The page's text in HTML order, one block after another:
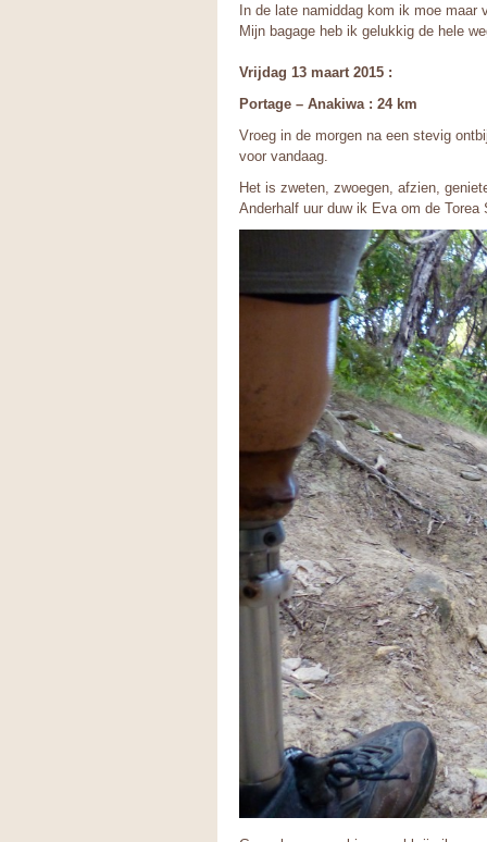
In de late namiddag kom ik moe
Mijn bagage heb ik gelukkig de hele
Vrijdag 13 maart 2015 :
Portage – Anakiwa : 24 km
Vroeg in de morgen na een stevig
voor vandaag.
Het is zweten, zwoegen, afzien,
Anderhalf uur duw ik Eva om de Torea